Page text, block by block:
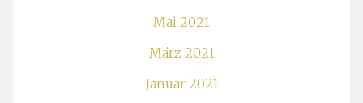
Mai 2021
März 2021
Januar 2021